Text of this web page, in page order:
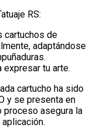
RS:
cartuchos de
adaptándose
expresar tu arte.
cartucho ha sido
y se presenta en
proceso asegura la